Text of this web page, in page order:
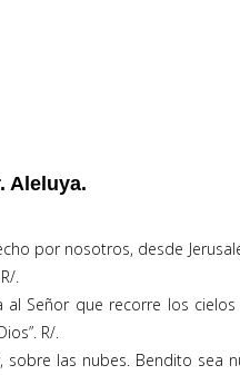
Aleluya.
por nosotros, desde
.
Señor que recorre los cielos
R/.
las nubes. Bendito sea